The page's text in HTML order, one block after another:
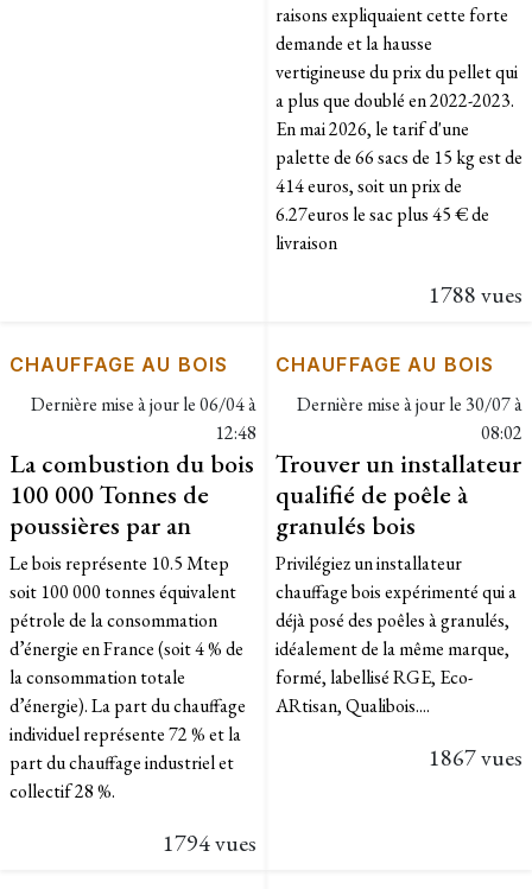
raisons expliquaient cette forte
demande et la hausse
vertigineuse du prix du pellet qui
a plus que doublé en 2022-2023.
En mai 2026, le tarif d'une
palette de 66 sacs de 15 kg est de
414 euros, soit un prix de
6.27euros le sac plus 45 € de
livraison
1788 vues
CHAUFFAGE AU BOIS
Dernière mise à jour le06/04 à
12:48
La combustion du bois
100 000 Tonnes de
poussières par an
Le bois représente 10.5 Mtep
soit 100 000 tonnes équivalent
pétrole de la consommation
d’énergie en France (soit 4 % de
la consommation totale
d’énergie). La part du chauffage
individuel représente 72 % et la
part du chauffage industriel et
collectif 28 %.
1794 vues
CHAUFFAGE AU BOIS
Dernière mise à jour le 30/07 à
08:02
Trouver un installateur
qualifié de poêle à
granulés bois
Privilégiez un installateur
chauffage bois expérimenté qui a
déjà posé des poêles à granulés,
idéalement de la même marque,
formé, labellisé RGE, Eco-
ARtisan, Qualibois....
1867 vues